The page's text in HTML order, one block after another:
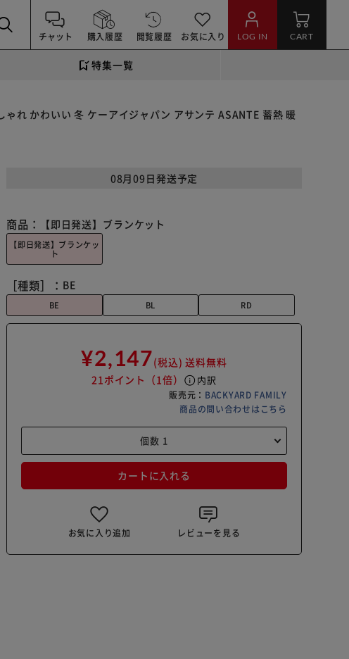
チャット 購入履歴 閲覧履歴 お気に入り LOG IN CART
特集一覧
れ かわいい 冬 ケーアイジャパン アサンテ ASANTE 蓄熱 暖
08月09日発送予定
商品： 【即日発送】ブランケット
【即日発送】ブランケッ
ト
［種類］： BE
BE BL RD
¥2,147(税込) 送料無料
21ポイント （1倍） info 内訳
販売元： BACKYARD FAMILY
商品の問い合わせはこちら
カートに入れる
お気に入り追加 レビューを見る